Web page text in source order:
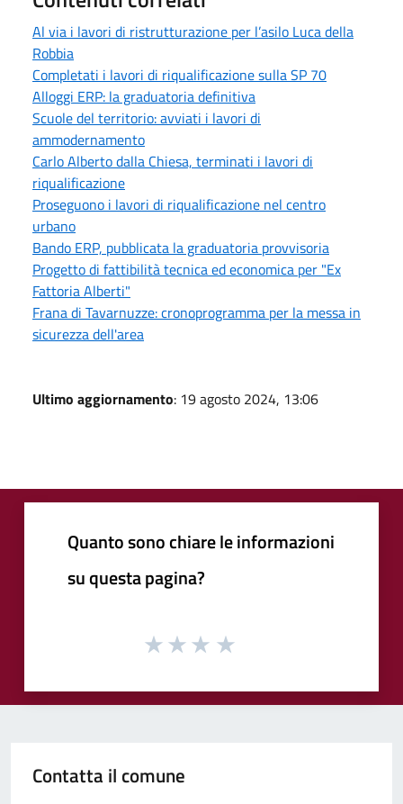
Al via i lavori di ristrutturazione per l’asilo Luca della
Robbia
Completati i lavori di riqualificazione sulla SP 70
Alloggi ERP: la graduatoria definitiva
Scuole del territorio: avviati i lavori di
ammodernamento
Carlo Alberto dalla Chiesa, terminati i lavori di
riqualificazione
Proseguono i lavori di riqualificazione nel centro
urbano
Bando ERP, pubblicata la graduatoria provvisoria
Progetto di fattibilità tecnica ed economica per "Ex
Fattoria Alberti"
Frana di Tavarnuzze: cronoprogramma per la messa in
sicurezza dell'area
Ultimo aggiornamento: 19 agosto 2024, 13:06
Quanto sono chiare le informazioni
su questa pagina?
Contatta il comune